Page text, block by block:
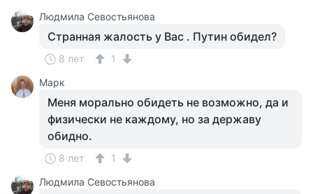
Людмила Севостьянова
Странная жалость у Вас . Путин обидел?
8 лет
1
Марк
Меня морально обидеть не возможно, да и
физически не каждому, но за державу
обидно.
8 лет
1
Людмила Севостьянова